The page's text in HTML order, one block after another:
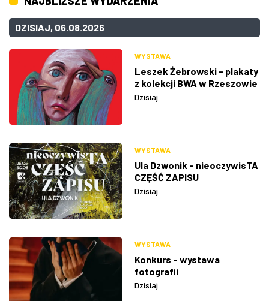
DZISIAJ, 06.08.2026
WYSTAWA
Leszek Żebrowski - plakaty
z kolekcji BWA w Rzeszowie
Dzisiaj
WYSTAWA
Ula Dzwonik - nieoczywisTA
CZĘŚĆ ZAPISU
Dzisiaj
WYSTAWA
Konkurs - wystawa
fotografii
Dzisiaj